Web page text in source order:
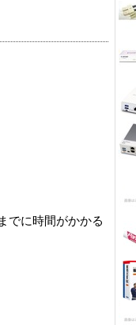
でに時間がかかる